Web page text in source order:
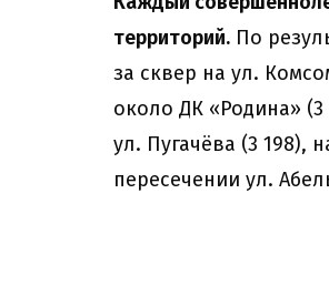
территорий. По
за сквер на ул.
около ДК «Родина»
ул. Пугачёва (3 198),
пересечении ул.